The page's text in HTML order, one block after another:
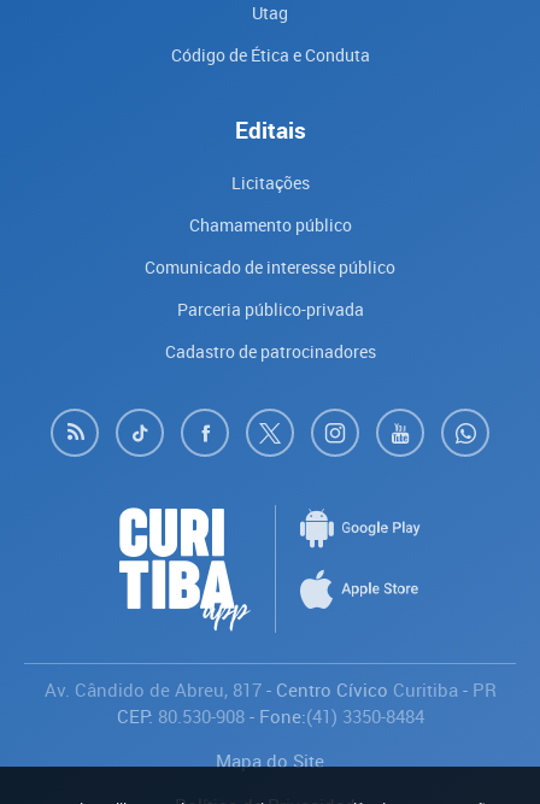
Utag
Código de Ética e Conduta
Editais
Licitações
Chamamento público
Comunicado de interesse público
Parceria público-privada
Cadastro de patrocinadores
Av. Cândido de Abreu, 817- Centro Cívico Curitiba- PR
CEP: 80.530-908- Fone:(41) 3350-8484
Mapa do Site